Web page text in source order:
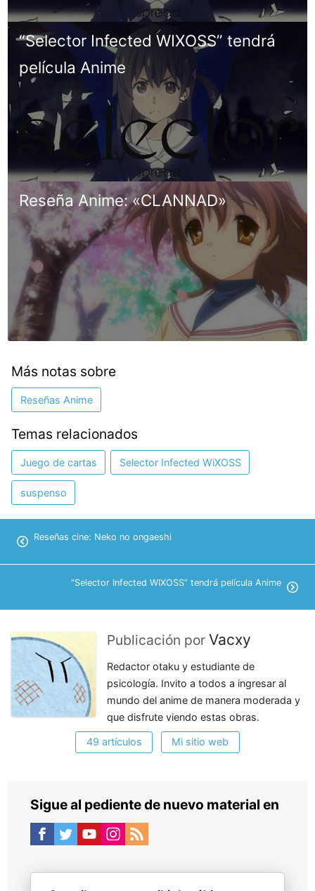
“Selector Infected WIXOSS” tendrá
película Anime
Reseña Anime: «CLANNAD»
Más notas sobre
Reseñas Anime
Temas relacionados
Juego de cartas Selector Infected WiXOSS
suspenso
Reseñas cine: Neko no ongaeshi
“Selector Infected WIXOSS” tendrá película Anime
Publicación por Vacxy
Redactor otaku y estudiante de
psicología. Invito a todos a ingresar al
mundo del anime de manera moderada y
que disfrute viendo estas obras.
49 artículos Mi sitio web
Sigue al pediente de nuevo material en